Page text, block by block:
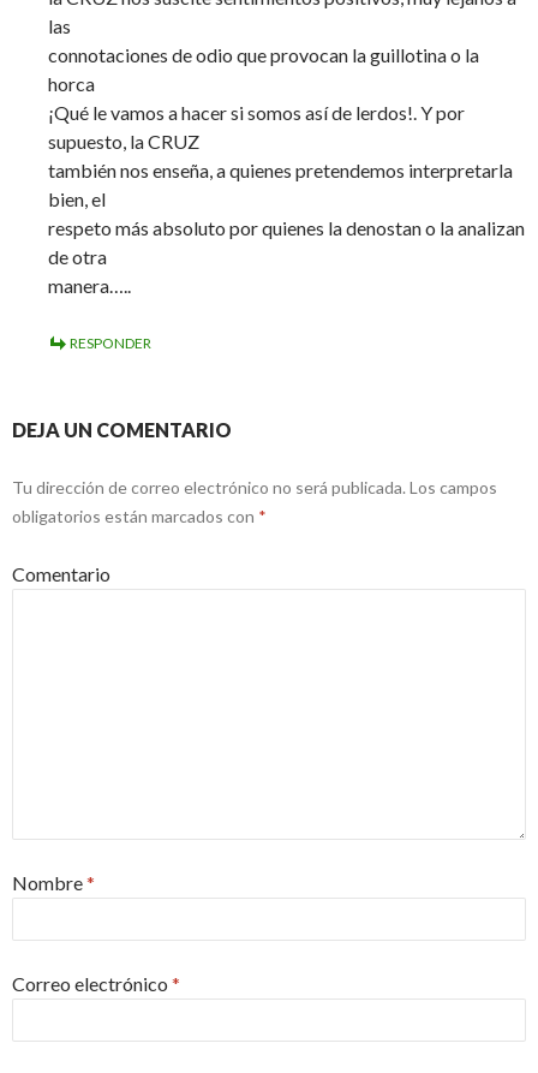
las
connotaciones de odio que provocan la guillotina o la
horca
¡Qué le vamos a hacer si somos así de lerdos!. Y por
supuesto, la CRUZ
también nos enseña, a quienes pretendemos interpretarla
bien, el
respeto más absoluto por quienes la denostan o la analizan
de otra
manera…..
RESPONDER
DEJA UN COMENTARIO
Tu dirección de correo electrónico no será publicada. Los campos
obligatorios están marcados con *
Comentario
Nombre*
Correo electrónico *